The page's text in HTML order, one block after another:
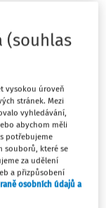
2009 Sb.
Změna:
Sb., 148/2010 Sb.,
Změna: 188/2011
Změna: 262/2011 Sb.
2011 Sb., 329/2011
Sb., 367/2011 Sb.,
Změna: 37/2012 Sb.
Změna: 119/2012 Sb.
172/2012 Sb.
2012 Sb.
Změna:
Sb., 407/2012 Sb.,
(souhlas
vysokou úroveň
stránek. Mezi
vyhledávání,
abychom měli
potřebujeme
souborů, které se
za udělení
a přizpůsobení
osobních údajů a